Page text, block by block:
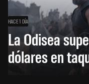
HACE 1 DÍA
La Odisea
dólares en